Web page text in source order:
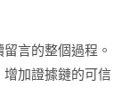
言的整個過程。
加證據鏈的可信